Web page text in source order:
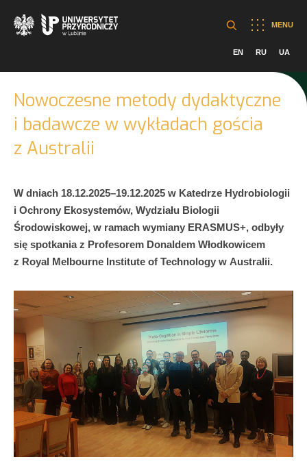
MENU
EN RU UA
Nowoczesne metody dydaktyczne
i badawcze w wykładach gościa
z Australii
W dniach 18.12.2025–19.12.2025 w Katedrze Hydrobiologii
i Ochrony Ekosystemów, Wydziału Biologii
Środowiskowej, w ramach wymiany ERASMUS+, odbyły
się spotkania z Profesorem Donaldem Włodkowicem
z Royal Melbourne Institute of Technology w Australii.